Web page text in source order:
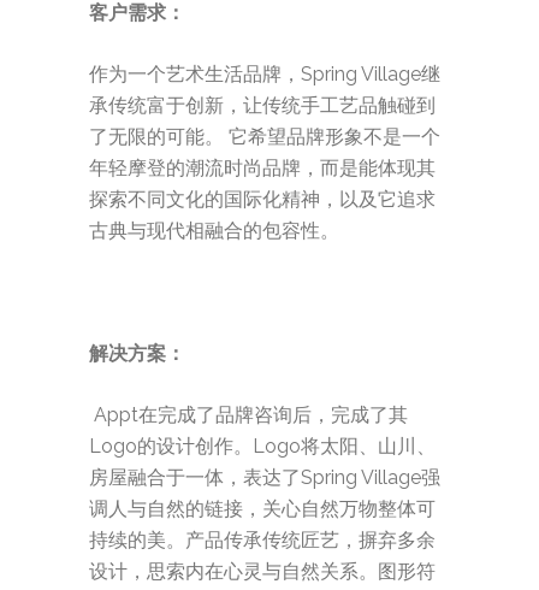
客户需求：
作为一个艺术生活品牌，Spring Village继
承传统富于创新，让传统手工艺品触碰到
了无限的可能。 它希望品牌形象不是一个
年轻摩登的潮流时尚品牌，而是能体现其
探索不同文化的国际化精神，以及它追求
古典与现代相融合的包容性。
解决方案：
Appt在完成了品牌咨询后，完成了其
Logo的设计创作。Logo将太阳、山川、
房屋融合于一体，表达了Spring Village强
调人与自然的链接，关心自然万物整体可
持续的美。产品传承传统匠艺，摒弃多余
设计，思索内在心灵与自然关系。图形符